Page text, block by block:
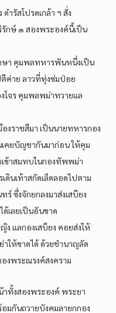
ำรัสโปรดเกล้า ฯ สั่ง
รักษ์ ๑ สองพระองค์นี้เป็น
ษา คุมพลทหารพันหนึ่งเป็น
ค่าย ลาวที่ทุ่งซ่มป่อย
โจร คุมพลพม่าทวายแล
องราชสีมา เป็นนายทหารกอง
เคยบัญชากันมาก่อน ให้คุม
ข้าสมทบในกองทัพพม่า
ดินเท้าสกัดเล็ดลอดไปตาม
ร์ ซึ่งจักยกลงมาส่งเสบียง
เลยเป็นอันขาด
แลกองเสบียง คอยส่งให้
ให้ขาดได้ ด้วยชำนาญลัด
งพระณรงค์สงคราม
ทั้งสองพระองค์ พระยา
มกันถวายบังคมลายกกอง